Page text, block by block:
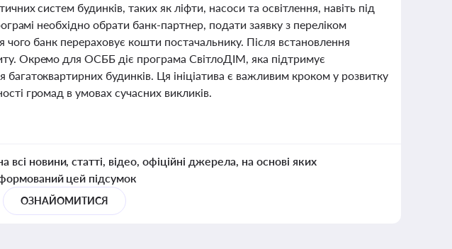
систем будинків, таких як ліфти, насоси та освітлення, навіть під
необхідно обрати банк-партнер, подати заявку з переліком
чого банк перераховує кошти постачальнику. Після встановлення
Окремо для ОСББ діє програма СвітлоДІМ, яка підтримує
будинків. Ця ініціатива є важливим кроком у розвитку
громад в умовах сучасних викликів.
новини, статті, відео, офіційні джерела, на основі яких
цей підсумок
ОЗНАЙОМИТИСЯ